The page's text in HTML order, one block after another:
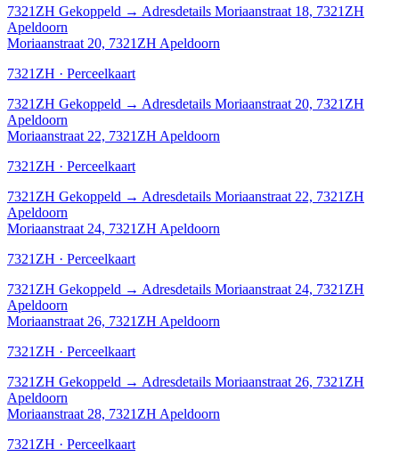
7321ZH Gekoppeld → Adresdetails Moriaanstraat 18, 7321ZH
Apeldoorn
Moriaanstraat 20, 7321ZH Apeldoorn
7321ZH · Perceelkaart
7321ZH Gekoppeld → Adresdetails Moriaanstraat 20, 7321ZH
Apeldoorn
Moriaanstraat 22, 7321ZH Apeldoorn
7321ZH · Perceelkaart
7321ZH Gekoppeld → Adresdetails Moriaanstraat 22, 7321ZH
Apeldoorn
Moriaanstraat 24, 7321ZH Apeldoorn
7321ZH · Perceelkaart
7321ZH Gekoppeld → Adresdetails Moriaanstraat 24, 7321ZH
Apeldoorn
Moriaanstraat 26, 7321ZH Apeldoorn
7321ZH · Perceelkaart
7321ZH Gekoppeld → Adresdetails Moriaanstraat 26, 7321ZH
Apeldoorn
Moriaanstraat 28, 7321ZH Apeldoorn
7321ZH · Perceelkaart